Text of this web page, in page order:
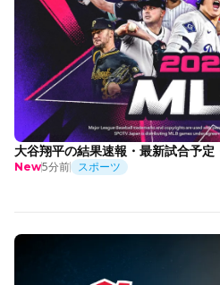
大谷翔平の結果速報・最新試合予
New5分前 スポーツ